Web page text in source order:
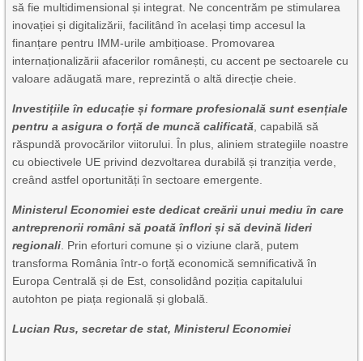
să fie multidimensional și integrat. Ne concentrăm pe stimularea
inovației și digitalizării, facilitând în același timp accesul la
finanțare pentru IMM-urile ambițioase. Promovarea
internaționalizării afacerilor românești, cu accent pe sectoarele cu
valoare adăugată mare, reprezintă o altă direcție cheie.
Investițiile în educație și formare profesională sunt esențiale
pentru a asigura o forță de muncă calificată , capabilă să
răspundă provocărilor viitorului. În plus, aliniem strategiile noastre
cu obiectivele UE privind dezvoltarea durabilă și tranziția verde,
creând astfel oportunități în sectoare emergente.
Ministerul Economiei este dedicat creării unui mediu în care
antreprenorii români să poată înflori și să devină lideri
regionali . Prin eforturi comune și o viziune clară, putem
transforma România într-o forță economică semnificativă în
Europa Centrală și de Est, consolidând poziția capitalului
autohton pe piața regională și globală.
Lucian Rus, secretar de stat, Ministerul Economiei